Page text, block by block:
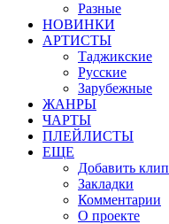
Разные
НОВИНКИ
АРТИСТЫ
Таджикские
Русские
Зарубежные
ЖАНРЫ
ЧАРТЫ
ПЛЕЙЛИСТЫ
ЕЩЕ
Добавить клип
Закладки
Комментарии
О проекте